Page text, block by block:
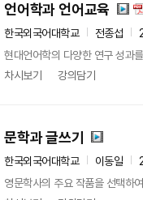
언어학과 언어교육
한국외국어대학교 전종섭
현대언어학의 다양한 연구 성과
차시보기
강의담기
문학과 글쓰기
한국외국어대학교 이동일
영문학사의 주요 작품을 선택하